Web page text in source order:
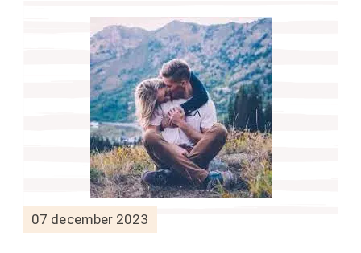
07 december 2023